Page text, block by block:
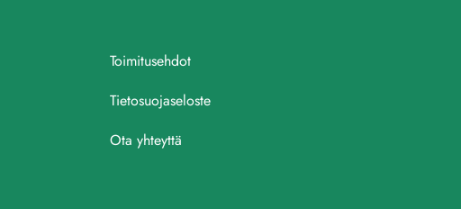
Toimitusehdot
Tietosuojaseloste
Ota yhteyttä